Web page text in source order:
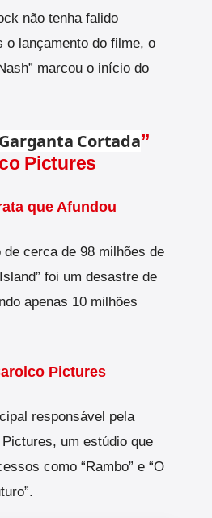
não tenha falido
o lançamento do filme, o
marcou o início do
Cortada”
Pictures
que Afundou
cerca de 98 milhões de
foi um desastre de
apenas 10 milhões
Pictures
responsável pela
um estúdio que
como “Rambo” e “O